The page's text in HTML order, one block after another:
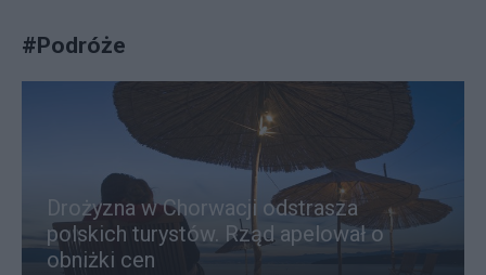
#Podróże
Drożyzna w Chorwacji odstrasza
polskich turystów. Rząd apelował o
obniżki cen